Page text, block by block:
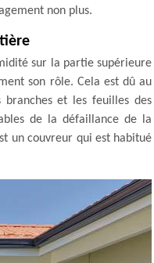
non plus.
sur la partie supérieure
son rôle. Cela est dû au
branches et les feuilles des
de la défaillance de la
un couvreur qui est habitué